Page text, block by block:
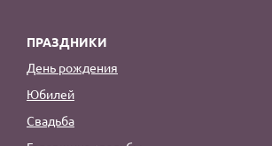
ПРАЗДНИКИ
День рождения
Юбилей
Свадьба